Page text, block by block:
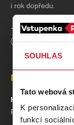
SOUHLAS
Tato webová
K
funkcí
i rok dopředu.
Za jeden rok
představení, a to
republice. Techtle
Během jednoho
výpravných, na
jevištní scénu – i to
zájezdových
Délka 120
Místa
Kalikovský mlýn -
Radčická 60/40,